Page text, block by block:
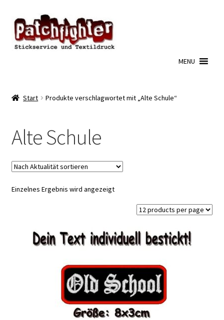
Zur
Navigation
springen
Zum
Inhalt
springen
MENU
Start Produkte verschlagwortet mit „Alte Schule“
Alte Schule
Einzelnes Ergebnis wird angezeigt